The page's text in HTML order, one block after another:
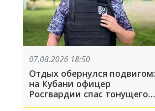
07.08.2026 18:50
Отдых обернулся подвигом:
на Кубани офицер
Росгвардии спас тонущего
мальчика на Должанской